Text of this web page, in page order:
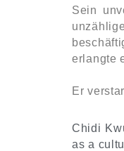
Sein
erlangte
Er
Chidi
as a